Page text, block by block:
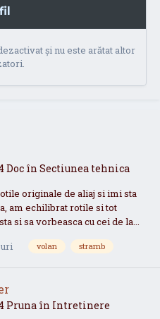
și nu este arătat altor
Doc în Sectiunea tehnica
originale de aliaj si imi sta
am echilibrat rotile si tot
si sa vorbeasca cu cei de la...
volan stramb
Pruna în Intretinere